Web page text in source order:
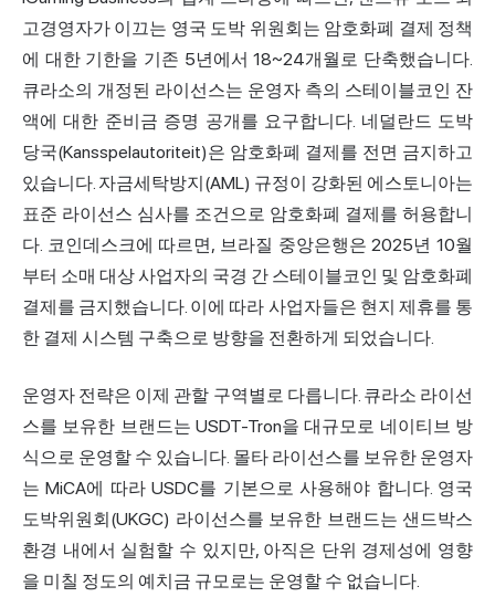
고경영자가 이끄는 영국 도박 위원회는 암호화폐 결제 정책
에 대한 기한을 기존 5년에서 18~24개월로 단축했습니다.
큐라소의 개정된 라이선스는 운영자 측의 스테이블코인 잔
액에 대한 준비금 증명 공개를 요구합니다. 네덜란드 도박
당국(Kansspelautoriteit)은 암호화폐 결제를 전면 금지하고
있습니다. 자금세탁방지(AML) 규정이 강화된 에스토니아는
표준 라이선스 심사를 조건으로 암호화폐 결제를 허용합니
다. 코인데스크에 따르면, 브라질 중앙은행은 2025년 10월
부터 소매 대상 사업자의 국경 간 스테이블코인 및 암호화폐
결제를 금지했습니다. 이에 따라 사업자들은 현지 제휴를 통
한 결제 시스템 구축으로 방향을 전환하게 되었습니다.
운영자 전략은 이제 관할 구역별로 다릅니다. 큐라소 라이선
스를 보유한 브랜드는 USDT-Tron을 대규모로 네이티브 방
식으로 운영할 수 있습니다. 몰타 라이선스를 보유한 운영자
는 MiCA에 따라 USDC를 기본으로 사용해야 합니다. 영국
도박위원회(UKGC) 라이선스를 보유한 브랜드는 샌드박스
환경 내에서 실험할 수 있지만, 아직은 단위 경제성에 영향
을 미칠 정도의 예치금 규모로는 운영할 수 없습니다.